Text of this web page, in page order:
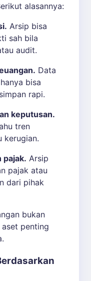
alasannya:
Arsip bisa
sah bila
audit.
Data
bisa
rapi.
keputusan.
tren
kerugian.
pajak. Arsip
pajak atau
dari pihak
bukan
penting